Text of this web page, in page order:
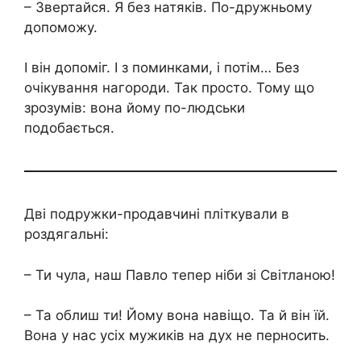
– Звертайся. Я без натяків. По-дружньому
допоможу.
І він допоміг. І з поминками, і потім… Без
очікування нагороди. Так просто. Тому що
зрозумів: вона йому по-людськи
подобається.
Дві подружки-продавчині пліткували в
роздягальні:
– Ти чула, наш Павло тепер ніби зі Світланою!
– Та облиш ти! Йому вона навіщо. Та й він їй.
Вона у нас усіх мужиків на дух не перносить.